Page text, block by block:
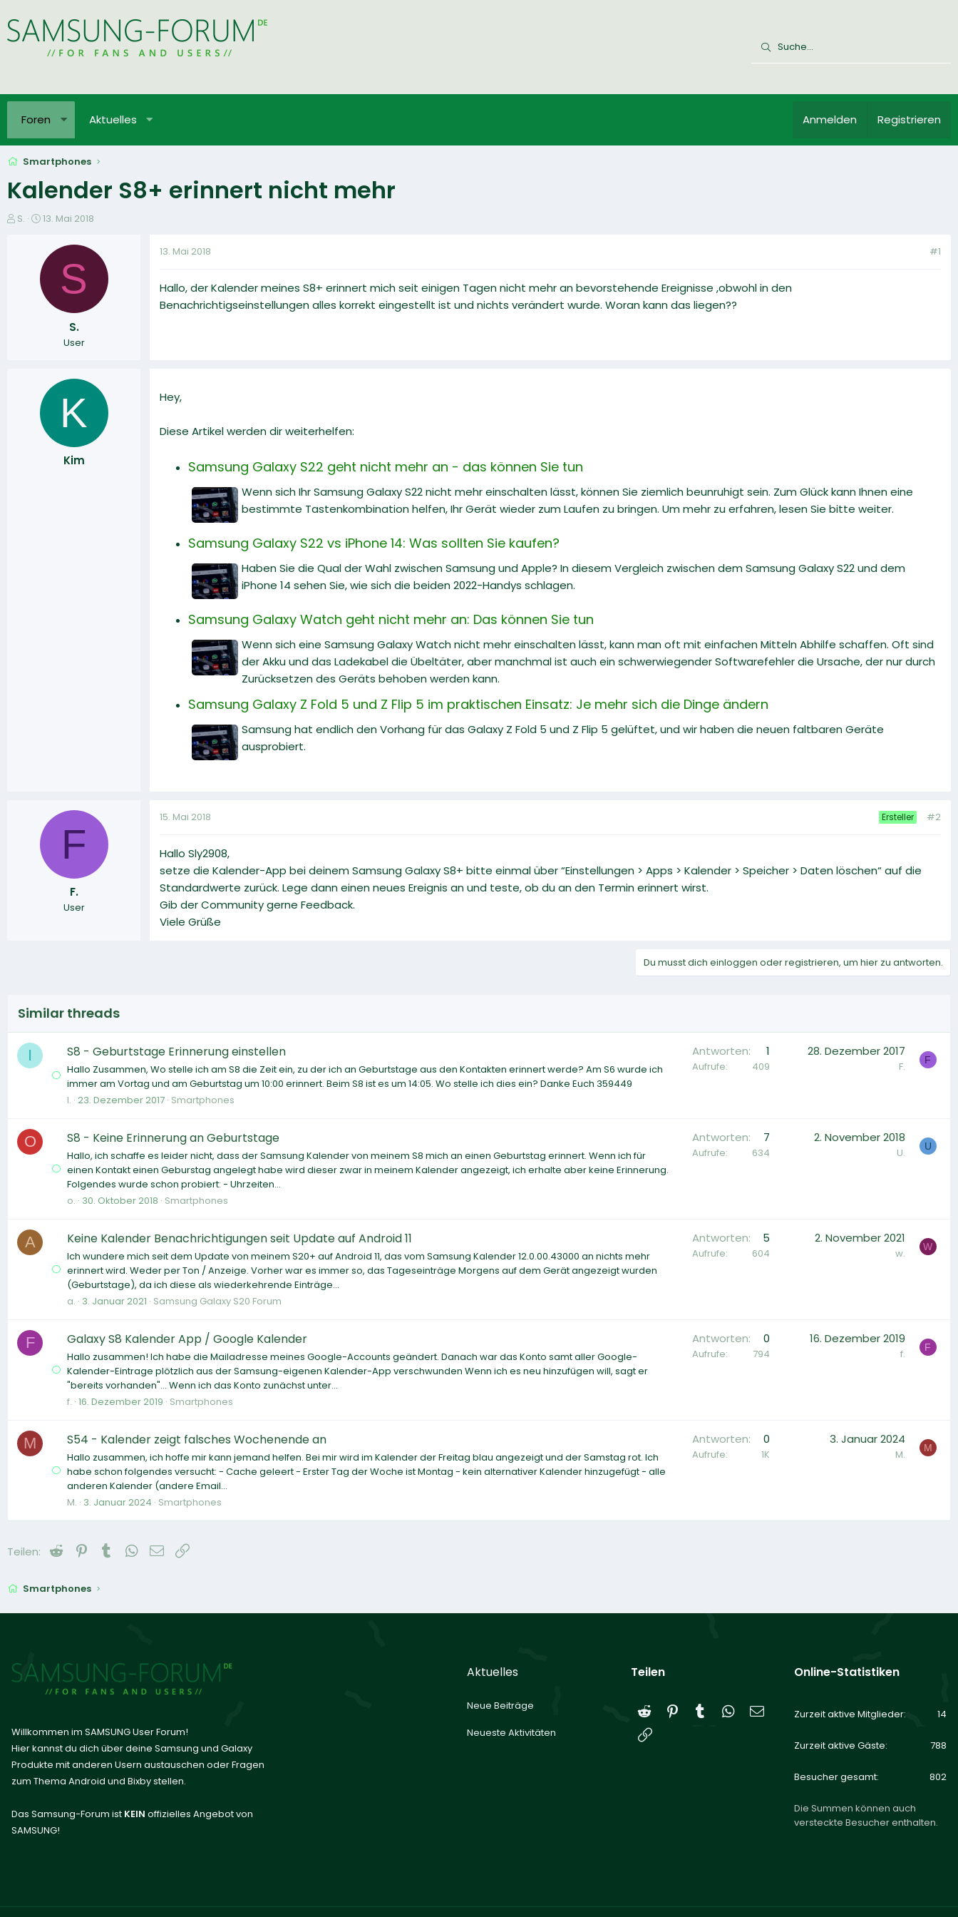
Foren Aktuelles Anmelden Registrieren
Smartphones
Kalender S8+ erinnert nicht mehr
E
S.
E
t
l
13. Mai 2018
S
S.
User
13. Mai 2018 #1
Hallo, der Kalender meines S8+ erinnert mich seit einigen Tagen nicht mehr an bevorstehende Ereignisse ,obwohl in den
Benachrichtigseinstellungen alles korrekt eingestellt ist und nichts verändert wurde. Woran kann das liegen??
K
Kim
Hey,
Diese Artikel werden dir weiterhelfen:
Samsung Galaxy S22 geht nicht mehr an - das können Sie tun
Wenn sich Ihr Samsung Galaxy S22 nicht mehr einschalten lässt, können Sie ziemlich beunruhigt sein. Zum Glück kann Ihnen eine
bestimmte Tastenkombination helfen, Ihr Gerät wieder zum Laufen zu bringen. Um mehr zu erfahren, lesen Sie bitte weiter.
Samsung Galaxy S22 vs iPhone 14: Was sollten Sie kaufen?
Haben Sie die Qual der Wahl zwischen Samsung und Apple? In diesem Vergleich zwischen dem Samsung Galaxy S22 und dem
iPhone 14 sehen Sie, wie sich die beiden 2022-Handys schlagen.
Samsung Galaxy Watch geht nicht mehr an: Das können Sie tun
Wenn sich eine Samsung Galaxy Watch nicht mehr einschalten lässt, kann man oft mit einfachen Mitteln Abhilfe schaffen. Oft sind
der Akku und das Ladekabel die Übeltäter, aber manchmal ist auch ein schwerwiegender Softwarefehler die Ursache, der nur durch
Zurücksetzen des Geräts behoben werden kann.
Samsung Galaxy Z Fold 5 und Z Flip 5 im praktischen Einsatz: Je mehr sich die Dinge ändern
Samsung hat endlich den Vorhang für das Galaxy Z Fold 5 und Z Flip 5 gelüftet, und wir haben die neuen faltbaren Geräte
ausprobiert.
F
F.
User
15. Mai 2018 Ersteller #2
Hallo Sly2908,
setze die Kalender-App bei deinem Samsung Galaxy S8+ bitte einmal über “Einstellungen > Apps > Kalender > Speicher > Daten löschen“ auf die
Standardwerte zurück. Lege dann einen neues Ereignis an und teste, ob du an den Termin erinnert wirst.
Gib der Community gerne Feedback.
Viele Grüße
Du musst dich einloggen oder registrieren, um hier zu antworten.
Similar threads
I S8 - Geburtstage Erinnerung einstellen
Hallo Zusammen, Wo stelle ich am S8 die Zeit ein, zu der ich an Geburtstage aus den Kontakten erinnert werde? Am S6 wurde ich
immer am Vortag und am Geburtstag um 10:00 erinnert. Beim S8 ist es um 14:05. Wo stelle ich dies ein? Danke Euch 359449
I. 23. Dezember 2017 Smartphones
Antworten 1
Aufrufe 409
28. Dezember 2017
F. F
O S8 - Keine Erinnerung an Geburtstage
Hallo, ich schaffe es leider nicht, dass der Samsung Kalender von meinem S8 mich an einen Geburtstag erinnert. Wenn ich für
einen Kontakt einen Geburstag angelegt habe wird dieser zwar in meinem Kalender angezeigt, ich erhalte aber keine Erinnerung.
Folgendes wurde schon probiert: - Uhrzeiten...
o. 30. Oktober 2018 Smartphones
Antworten 7
Aufrufe 634
2. November 2018
U. U
A Keine Kalender Benachrichtigungen seit Update auf Android 11
Ich wundere mich seit dem Update von meinem S20+ auf Android 11, das vom Samsung Kalender 12.0.00.43000 an nichts mehr
erinnert wird. Weder per Ton / Anzeige. Vorher war es immer so, das Tageseinträge Morgens auf dem Gerät angezeigt wurden
(Geburtstage), da ich diese als wiederkehrende Einträge...
a. 3. Januar 2021 Samsung Galaxy S20 Forum
Antworten 5
Aufrufe 604
2. November 2021
w. W
F Galaxy S8 Kalender App / Google Kalender
Hallo zusammen! Ich habe die Mailadresse meines Google-Accounts geändert. Danach war das Konto samt aller Google-
Kalender-Eintrage plötzlich aus der Samsung-eigenen Kalender-App verschwunden Wenn ich es neu hinzufügen will, sagt er
"bereits vorhanden"... Wenn ich das Konto zunächst unter...
f. 16. Dezember 2019 Smartphones
Antworten 0
Aufrufe 794
16. Dezember 2019
f. F
M S54 - Kalender zeigt falsches Wochenende an
Hallo zusammen, ich hoffe mir kann jemand helfen. Bei mir wird im Kalender der Freitag blau angezeigt und der Samstag rot. Ich
habe schon folgendes versucht: - Cache geleert - Erster Tag der Woche ist Montag - kein alternativer Kalender hinzugefügt - alle
anderen Kalender (andere Email...
M. 3. Januar 2024 Smartphones
Antworten 0
Aufrufe 1K
3. Januar 2024
M. M
Teilen: Reddit PinterestTumblrWhatsApp
E-Mail
Smartphones
Willkommen im SAMSUNG User Forum!
Hier kannst du dich über deine Samsung und Galaxy
Produkte mit anderen Usern austauschen oder Fragen
zum Thema Android und Bixby stellen.
Das Samsung-Forum ist KEIN offizielles Angebot von
SAMSUNG!
Aktuelles
Neue Beiträge
Neueste Aktivitäten
Teilen
Reddit Pinterest
Tumblr WhatsApp
E-Mail
Online-Statistiken
Zurzeit aktive Mitglieder 14
Zurzeit aktive Gäste 788
Besucher gesamt 802
Die Summen können auch
versteckte Besucher enthalten.